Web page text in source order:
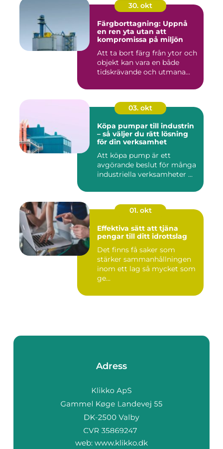
30. okt
Färgborttagning: Uppnå
en ren yta utan att
kompromissa på miljön
Att ta bort färg från ytor och
objekt kan vara en både
tidskrävande och utmana...
03. okt
Köpa pumpar till industrin
– så väljer du rätt lösning
för din verksamhet
Att köpa pump är ett
avgörande beslut för många
industriella verksamheter ...
01. okt
Effektiva sätt att tjäna
pengar till ditt idrottslag
Det finns få saker som
stärker sammanhållningen
inom ett lag så mycket som
ge...
Adress
web: www.klikko.dk